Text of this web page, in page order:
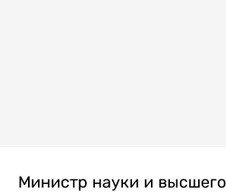
Министр науки и